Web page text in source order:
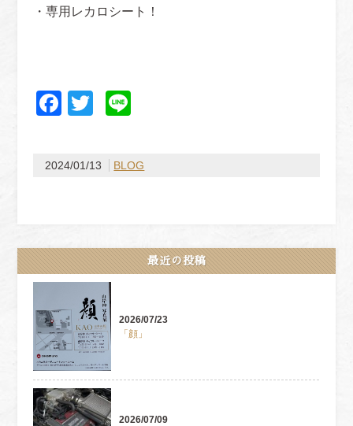
・専用レカロシート！
Facebook
Twitter
2024/01/13 BLOG
最近の投稿
2026/07/23
「顔」
2026/07/09